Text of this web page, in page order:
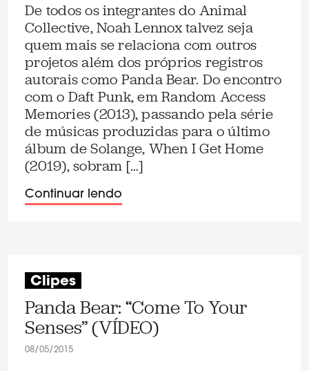
De todos os integrantes do Animal
Collective, Noah Lennox talvez seja
quem mais se relaciona com outros
projetos além dos próprios registros
autorais como Panda Bear. Do encontro
com o Daft Punk, em Random Access
Memories (2013), passando pela série
de músicas produzidas para o último
álbum de Solange, When I Get Home
(2019), sobram […]
Continuar lendo
Clipes
Panda Bear: “Come To Your
Senses” (VÍDEO)
08/05/2015